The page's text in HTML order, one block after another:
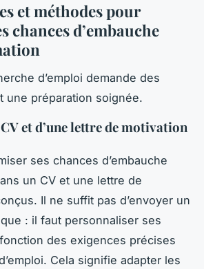
et méthodes pour
chances d’embauche
d’emploi demande des
une préparation soignée.
et d’une lettre de motivation
ses chances d’embauche
un CV et une lettre de
Il ne suffit pas d’envoyer un
: il faut personnaliser ses
des exigences précises
Cela signifie adapter les